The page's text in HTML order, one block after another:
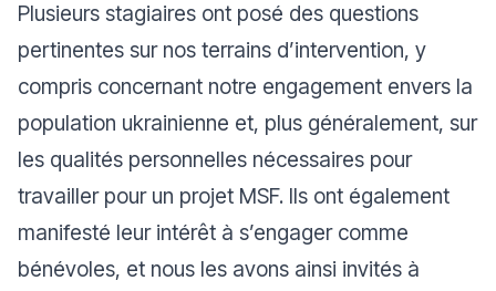
Plusieurs stagiaires ont posé des questions
pertinentes sur nos terrains d’intervention, y
compris concernant notre engagement envers la
population ukrainienne et, plus généralement, sur
les qualités personnelles nécessaires pour
travailler pour un projet MSF. Ils ont également
manifesté leur intérêt à s’engager comme
bénévoles, et nous les avons ainsi invités à